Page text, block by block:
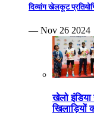
दिव्यांग खेलकूट
— Nov 26 2024
खेलो
खिलाड़ियों